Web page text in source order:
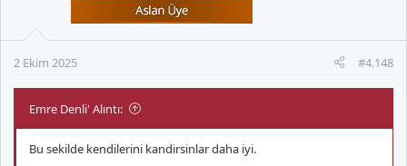
2 Ekim 2025 #4.148
Emre Denli' Alıntı:
Bu sekilde kendilerini kandirsinlar daha iyi.